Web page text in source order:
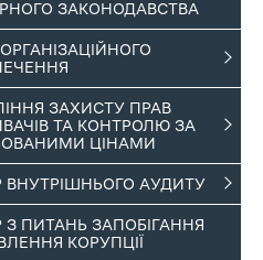
ЗАКОНОДАВСТВА
ОРГАНІЗАЦІЙНОГО
ЗАХИСТУ ПРАВ
ТА КОНТРОЛЮ ЗА
ЦІНАМИ
ВНУТРІШНЬОГО АУДИТУ
З ПИТАНЬ ЗАПОБІГАННЯ
КОРУПЦІЇ